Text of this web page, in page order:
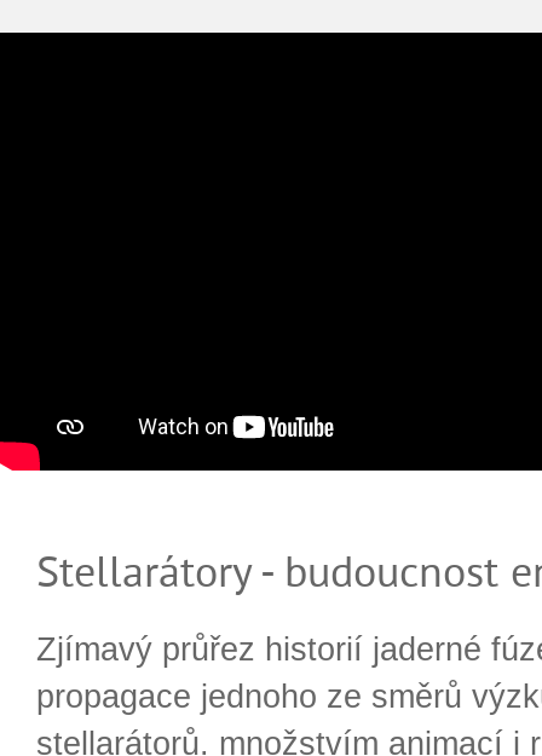
Stellarátory - budoucnost
Zjímavý průřez historií jaderné
propagace jednoho ze směrů
stellarátorů. množstvím animací i